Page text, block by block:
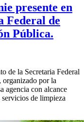
presente en
Federal de
Pública.
de la Secretaria Federal
por la
agencia con alcance
de limpieza